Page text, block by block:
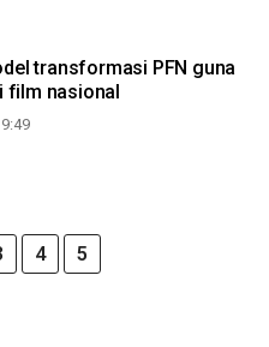
transformasi PFN guna
film nasional
4 5